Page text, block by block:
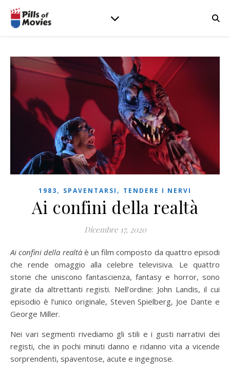
1983, SPAVENTARSI , TENDERE I NERVI
Ai confini della realtà
Dicembre 17, 2020
Ai confini della realtà è un film composto da quattro episodi
che rende omaggio alla celebre televisiva. Le quattro
storie che uniscono fantascienza, fantasy e horror, sono
girate da altrettanti registi. Nell’ordine: John Landis, il cui
episodio è l’unico originale, Steven Spielberg, Joe Dante e
George Miller.
Nei vari segmenti rivediamo gli stili e i gusti narrativi dei
registi, che in pochi minuti danno e ridanno vita a vicende
sorprendenti, spaventose, acute e ingegnose.